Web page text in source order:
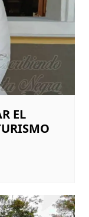
EL